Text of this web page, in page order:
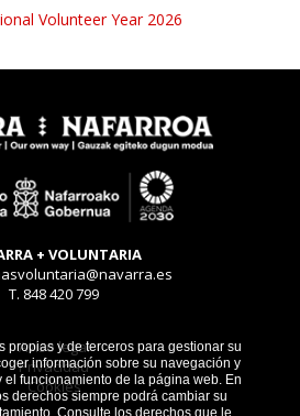
propias y de terceros para gestionar su
información sobre su navegación y
funcionamiento de la página web. En
derechos siempre podrá cambiar su
Consulte los derechos que le
+ VOLUNTARIA
T. 848 420 799
Aviso legal
Privacidad
Cookies